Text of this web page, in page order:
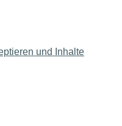
und Inhalte